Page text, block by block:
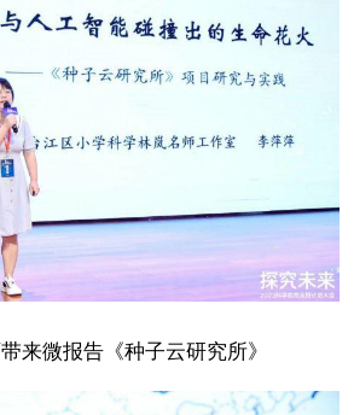
来微报告《种子云研究所》